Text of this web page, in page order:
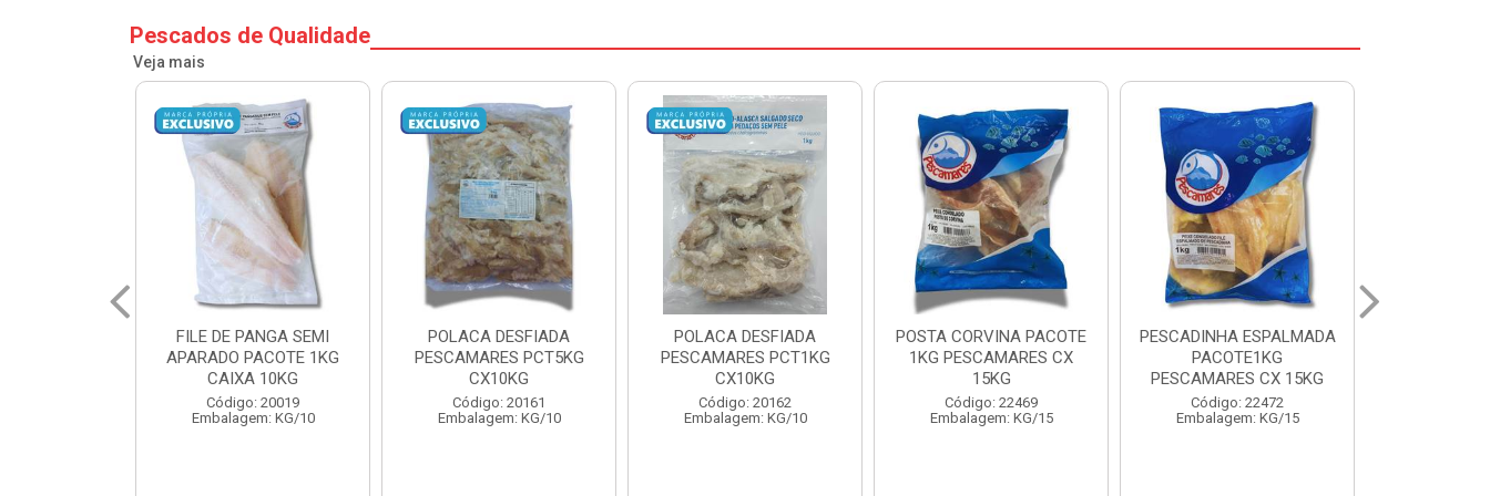
Pescados de Qualidade
Veja mais
POLACA DESFIADA
PESCAMARES PCT5KG
CX10KG
Código: 20161
Embalagem: KG/10
POLACA DESFIADA
PESCAMARES PCT1KG
CX10KG
Código: 20162
Embalagem: KG/10
POSTA CORVINA PACOTE
1KG PESCAMARES CX
15KG
Código: 22469
Embalagem: KG/15
PESCADINHA ESPALMADA
PACOTE1KG
PESCAMARES CX 15KG
Código: 22472
Embalagem: KG/15
FILE DE PANGA PREMIUM
PACOTE 1KG CAIXA 10KG
Código: 20021
Embalagem: KG/10